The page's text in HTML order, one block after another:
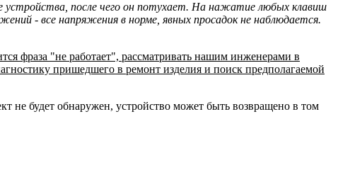
после чего он потухает. На нажатие любых клавиш
- все напряжения в норме, явных просадок не наблюдается.
фраза "не работает", рассматривать нашим инженерами в
пришедшего в ремонт изделия и поиск предполагаемой
будет обнаружен, устройство может быть возвращено в том